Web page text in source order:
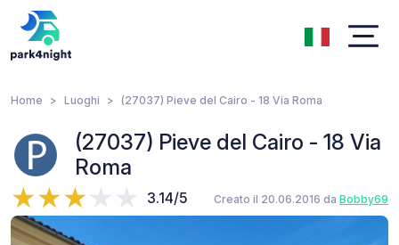
Home Luoghi (27037) Pieve del Cairo - 18 Via Roma
(27037) Pieve del Cairo - 18 Via
Roma
3.14/5 Creato il 20.06.2016 da Bobby69